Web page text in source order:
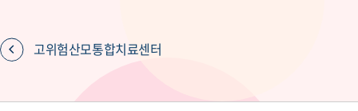
장례식장
고위험산모통합치료센터